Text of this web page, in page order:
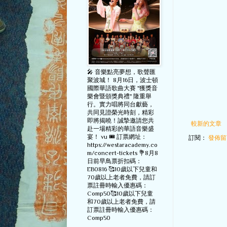
較新的文章
訂閱： 發佈
🎤 音樂點亮夢想，歌聲匯
聚波城！ 8月16日，波士頓
國際華語歌曲大賽 "獲獎音
樂會暨頒獎典禮" 隆重舉
行。實力唱將同台獻藝，
共同見證榮光時刻，精彩
即將揭曉！誠摯邀請您共
赴一場精彩的華語音樂盛
宴！ vu 🎟️ 訂票網址：
https://westaracademy.co
m/concert-tickets 💐8月8
日前早鳥票折扣碼：
EB0816 🥰10歲以下兒童和
70歲以上老者免費，請訂
票註冊時輸入優惠碼：
Comp50🥰10歲以下兒童
和70歲以上老者免費，請
訂票註冊時輸入優惠碼：
Comp50